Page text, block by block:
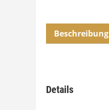
Beschreibung
Details